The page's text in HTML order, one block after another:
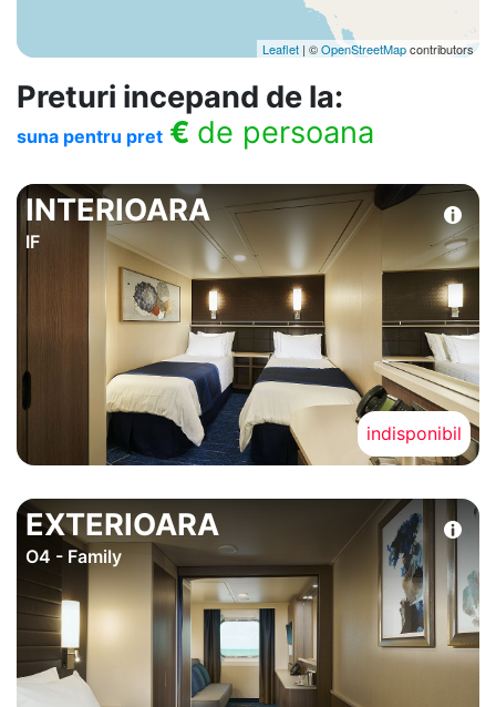
Leaflet | ©OpenStreetMapcontributors
Preturi incepand de la:
suna pentru pret € de persoana
INTERIOARA
IF
indisponibil
EXTERIOARA
O4 - Family